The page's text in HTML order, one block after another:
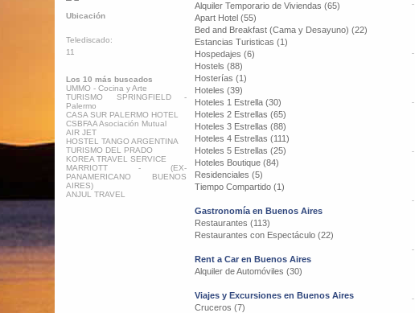
Ubicación
Telediscado:
11
Los 10 más buscados
UMMO - Cocina y Arte
TURISMO SPRINGFIELD -
Palermo
CASA SUR PALERMO HOTEL
CSBFAA Asociación Mutual
AIR JET
HOSTEL TANGO ARGENTINA
TURISMO DEL PRADO
KOREA TRAVEL SERVICE
MARRIOTT - (EX-
PANAMERICANO BUENOS
AIRES)
ANJUL TRAVEL
Alquiler Temporario de Viviendas (65)
Apart Hotel (55)
Bed and Breakfast (Cama y Desayuno) (22)
Estancias Turisticas (1)
Hospedajes (6)
Hostels (88)
Hosterías (1)
Hoteles (39)
Hoteles 1 Estrella (30)
Hoteles 2 Estrellas (65)
Hoteles 3 Estrellas (88)
Hoteles 4 Estrellas (111)
Hoteles 5 Estrellas (25)
Hoteles Boutique (84)
Residenciales (5)
Tiempo Compartido (1)
Gastronomía en Buenos Aires
Restaurantes (113)
Restaurantes con Espectáculo (22)
Rent a Car en Buenos Aires
Alquiler de Automóviles (30)
Viajes y Excursiones en Buenos Aires
Cruceros (7)